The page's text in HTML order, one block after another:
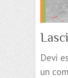
Devi
un